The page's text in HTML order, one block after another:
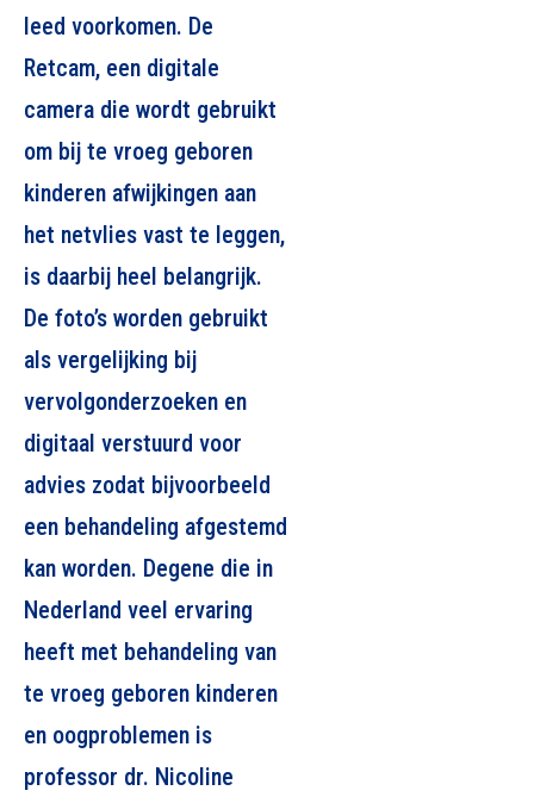
leed voorkomen. De
Retcam, een digitale
camera die wordt gebruikt
om bij te vroeg geboren
kinderen afwijkingen aan
het netvlies vast te leggen,
is daarbij heel belangrijk.
De foto’s worden gebruikt
als vergelijking bij
vervolgonderzoeken en
digitaal verstuurd voor
advies zodat bijvoorbeeld
een behandeling afgestemd
kan worden. Degene die in
Nederland veel ervaring
heeft met behandeling van
te vroeg geboren kinderen
en oogproblemen is
professor dr. Nicoline